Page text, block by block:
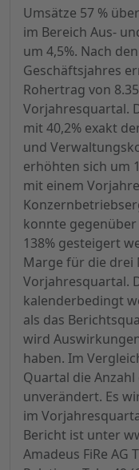
Umsätze 57 %
im Bereich Aus-
um 4,5%. Nach
Geschäftsjahres
Rohertrag von
Vorjahresquartal.
mit 40,2% exakt
und
erhöhten sich um
mit einem
konnte gegenüber
138% gesteigert
Marge für die drei
Vorjahresquartal.
kalenderbedingt
als das
wird
haben. Im
Quartal die
unverändert. Es
im
Bericht ist unter
Amadeus FiRe AG